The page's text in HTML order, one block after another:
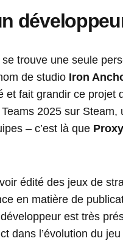
se trouve une seule
de studio Iron
et fait grandir ce projet
2025 sur
– c’est là que
édité des jeux de
en matière de
est très
dans l’évolution du